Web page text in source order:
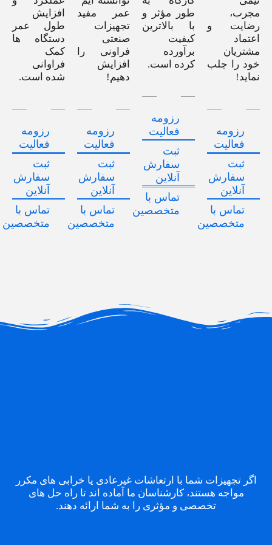
مجرب،
رضایت و
اعتماد
مشتریان
خود را جلب
نماید!
رزومه
فعالیت
ثبت
سفارش
آنلاین
تماس با
متخصصین
طور مؤثر و
با بالاترین
کیفیت
برآورده
کرده است.
رزومه
فعالیت
ثبت
سفارش
آنلاین
تماس با
متخصصین
عمر مفید
تجهیزات
صنعتی
فراونی را
افزایش
دهیم!
رزومه
فعالیت
ثبت
سفارش
آنلاین
تماس با
متخصصین
افزایش
طول عمر
دستگاه ها
کمک
فراوانی
شده است.
رزومه
فعالیت
ثبت
سفارش
آنلاین
تماس با
متخصصین
اگر تجهیزات شما با ارتعاشات غیرعادی یا خرابی های مکرر
مواجه هستند، کارشناسان ما آماده اند تا راه حل های
تخصصی و مؤثری را به شما ارائه دهند.